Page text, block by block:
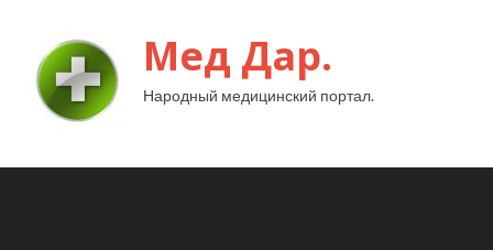
Мед Дар.
Народный медицинский портал.